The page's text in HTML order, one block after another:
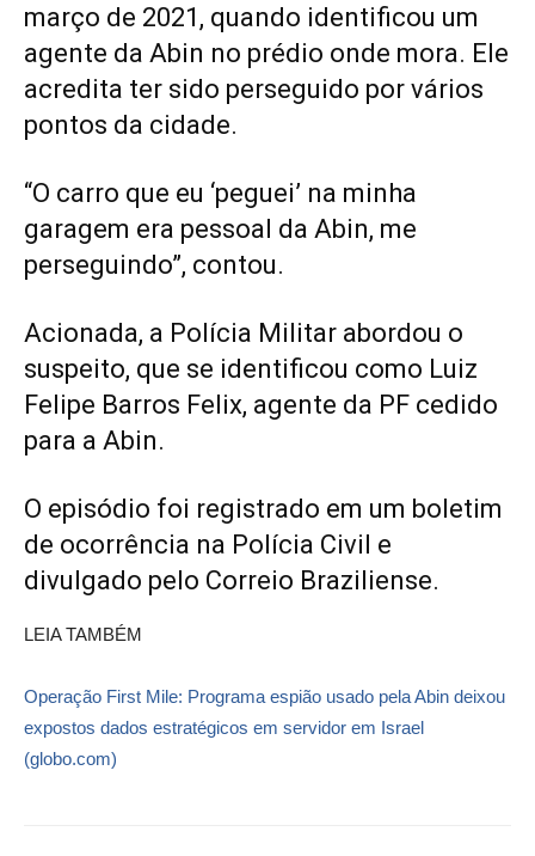
março de 2021, quando identificou um
agente da Abin no prédio onde mora. Ele
acredita ter sido perseguido por vários
pontos da cidade.
“O carro que eu ‘peguei’ na minha
garagem era pessoal da Abin, me
perseguindo”, contou.
Acionada, a Polícia Militar abordou o
suspeito, que se identificou como Luiz
Felipe Barros Felix, agente da PF cedido
para a Abin.
O episódio foi registrado em um boletim
de ocorrência na Polícia Civil e
divulgado pelo Correio Braziliense.
LEIA TAMBÉM
Operação First Mile: Programa espião usado pela Abin deixou
expostos dados estratégicos em servidor em Israel
(globo.com)